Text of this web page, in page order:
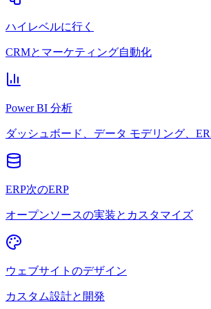
ハイレベルに行く
CRMとマーケティング自動化
Power BI 分析
ダッシュボード、データ モデリング、
ERP次のERP
オープンソースの実装とカスタマイズ
ウェブサイトのデザイン
カスタム設計と開発